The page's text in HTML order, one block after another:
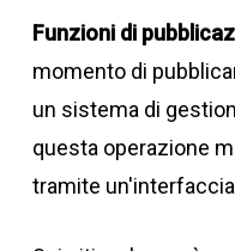
Funzioni di
momento di
un sistema di
questa operazione
tramite